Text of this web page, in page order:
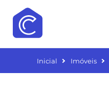
Inicial Imóveis